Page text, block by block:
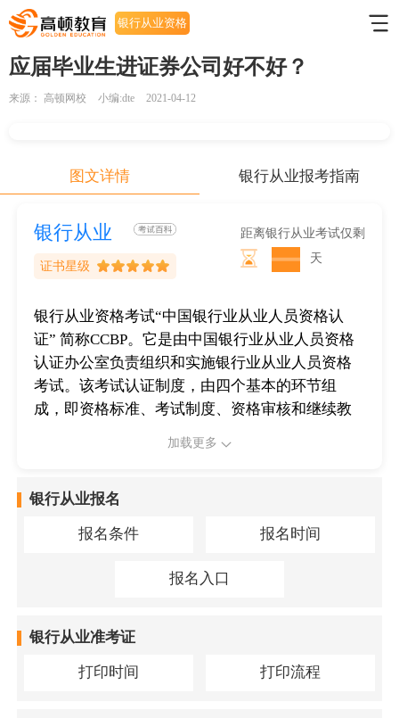
银行从业资格
应届毕业生进证券公司好不好？
来源： 高顿网校 小编:dte 2021-04-12
图文详情 银行从业报考指南
银行从业
证书星级
距离银行从业考试仅剩
天
银行从业资格考试“中国银行业从业人员资格认
证” 简称CCBP。它是由中国银行业从业人员资格
认证办公室负责组织和实施银行业从业人员资格
考试。该考试认证制度，由四个基本的环节组
成，即资格标准、考试制度、资格审核和继续教
加载更多
银行从业报名
报名条件 报名时间
报名入口
银行从业准考证
打印时间 打印流程